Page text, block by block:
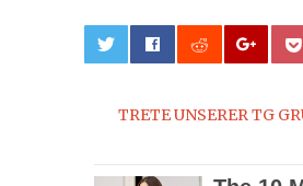
TRETE UNSERER TG